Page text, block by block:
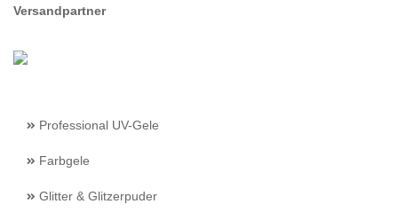
Versandpartner
Professional UV-Gele
Farbgele
Glitter & Glitzerpuder